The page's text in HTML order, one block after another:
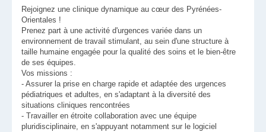
Rejoignez une clinique dynamique au cœur des Pyrénées-
Orientales !
Prenez part à une activité d'urgences variée dans un
environnement de travail stimulant, au sein d'une structure à
taille humaine engagée pour la qualité des soins et le bien-être
de ses équipes.
Vos missions :
- Assurer la prise en charge rapide et adaptée des urgences
pédiatriques et adultes, en s'adaptant à la diversité des
situations cliniques rencontrées
- Travailler en étroite collaboration avec une équipe
pluridisciplinaire, en s'appuyant notamment sur le logiciel